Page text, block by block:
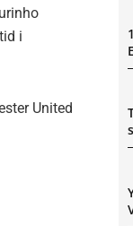
i
United